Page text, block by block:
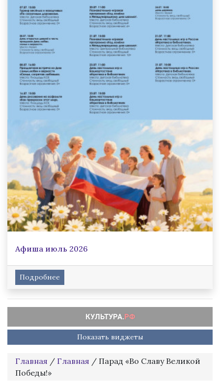
Афиша июль 2026
Подробнее
Показать виджеты
Главная / Главная / Парад «Во Славу Великой
Победы!»